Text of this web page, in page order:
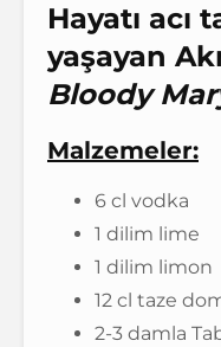
Hayatı acı
yaşayan
Bloody
Malzemeler:
6 cl vodka
1 dilim lime
1 dilim limon
12 cl taze
2-3 damla